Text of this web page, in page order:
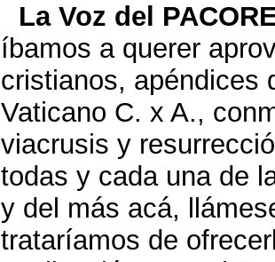
La Voz del
íbamos a querer
cristianos, apéndices
Vaticano C. x A.,
viacrusis y
todas y cada una de
y del más acá,
trataríamos de